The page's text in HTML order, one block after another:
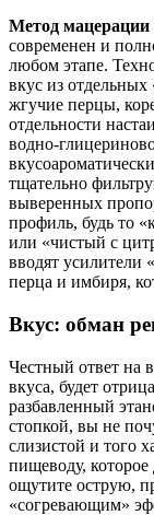
Метод мацерации
современен и
любом этапе.
вкус из
жгучие перцы,
отдельности
водно-
тщательно
выверенных
профиль, будь то
или «чистый с
вводят усилители
перца и имбиря,
Вкус: обман
Честный ответ на
вкуса, будет
разбавленный
стопкой, вы не
слизистой и того
пищеводу,
ощутите острую,
«согревающим»